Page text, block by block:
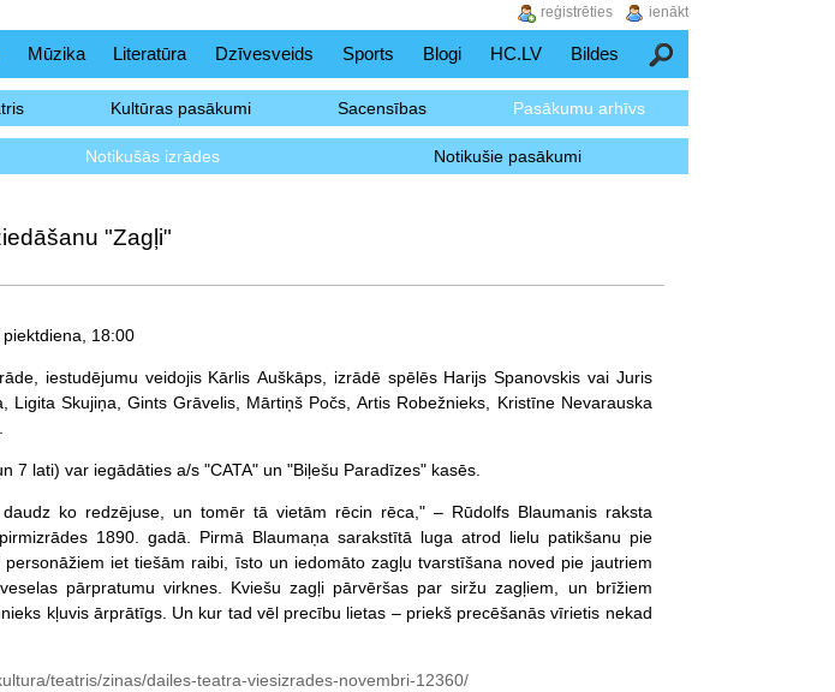
Mūzika Literatūra Dzīvesveids Sports Blogi HC.LV Bildes Meklēšana
Kultūras pasākumi Sacensības Pasākumu arhīvs
Notikušās izrādes Notikušie pasākumi
"Zagļi"
, 18:00
iestudējumu veidojis Kārlis Auškāps, izrādē spēlēs Harijs Spanovskis vai Juris
Ligita Skujiņa, Gints Grāvelis, Mārtiņš Počs, Artis Robežnieks, Kristīne Nevarauska
7 lati) var iegādāties a/s "CATA" un "Biļešu Paradīzes" kasēs.
ko redzējuse, un tomēr tā vietām rēcin rēca," – Rūdolfs Blaumanis raksta
1890. gadā. Pirmā Blaumaņa sarakstītā luga atrod lielu patikšanu pie
personāžiem iet tiešām raibi, īsto un iedomāto zagļu tvarstīšana noved pie jautriem
pārpratumu virknes. Kviešu zagļi pārvēršas par siržu zagļiem, un brīžiem
kļuvis ārprātīgs. Un kur tad vēl precību lietas – priekš precēšanās vīrietis nekad
teatris/zinas/dailes-teatra-viesizrades-novembri-12360/
ienākt
reģistrēties